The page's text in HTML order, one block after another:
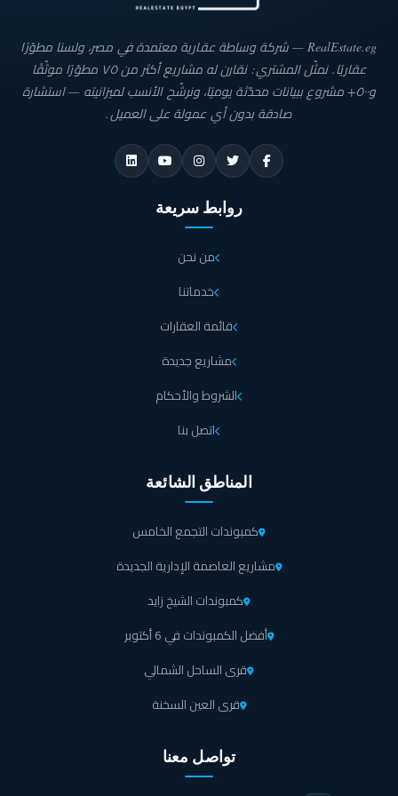
RealEstate.eg — شركة وساطة عقارية معتمدة في مصر، ولسنا مطوّرًا
عقاريًا. نمثّل المشتري: نقارن له مشاريع أكثر من ٧٥ مطوّرًا موثّقًا
و٥٠٠+ مشروع ببيانات محدّثة يوميًا، ونرشّح الأنسب لميزانيته — استشارة
صادقة بدون أي عمولة على العميل.
روابط سريعة
من نحن
خدماتنا
قائمة العقارات
مشاريع جديدة
الشروط والأحكام
اتصل بنا
المناطق الشائعة
كمبوندات التجمع الخامس
مشاريع العاصمة الإدارية الجديدة
كمبوندات الشيخ زايد
أفضل الكمبوندات في 6 أكتوبر
قرى الساحل الشمالي
قرى العين السخنة
تواصل معنا